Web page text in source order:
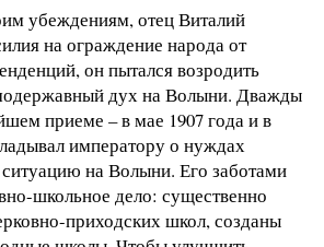
убеждениям, отец Виталий
на ограждение народа от
он пытался возродить
дух на Волыни. Дважды
приеме – в мае 1907 года и в
императору о нуждах
на Волыни. Его заботами
школьное дело: существенно
приходских школ, созданы